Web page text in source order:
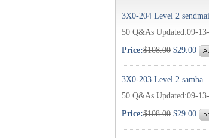
3X0-204 Level 2
50 Q&As Updated:09-
Price:$108.00 $29.00
3X0-203 Level 2 samba...
50 Q&As Updated:09-
Price:$108.00 $29.00